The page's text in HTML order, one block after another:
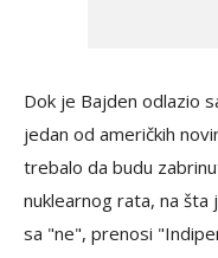
Dok je Bajden odlazio
jedan od američkih
trebalo da budu
nuklearnog rata, na
sa "ne", prenosi